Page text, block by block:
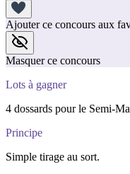
Ajouter ce concours aux
Masquer ce concours
Lots à gagner
4 dossards pour le Semi-
Principe
Simple tirage au sort.